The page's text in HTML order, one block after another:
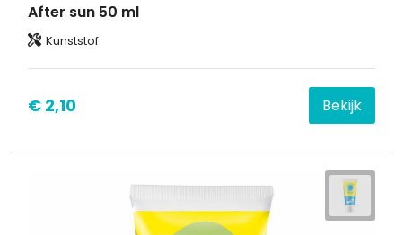
After sun 50 ml
Kunststof
€ 2,10 Bekijk